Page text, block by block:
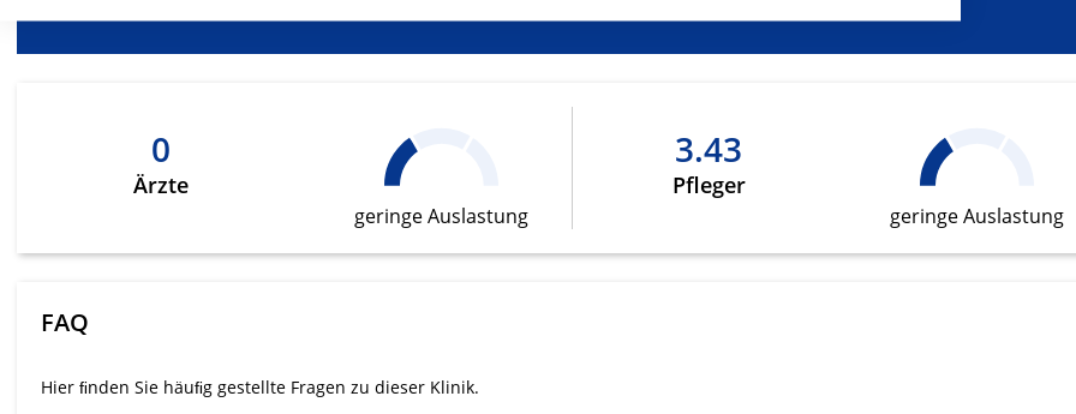
0
Ärzte
geringe Auslastung
3.43
Pfleger
geringe Auslastung
FAQ
Hier ﬁnden Sie häuﬁg gestellte Fragen zu dieser Klinik.
Erstellung von Profilen zur Personalisierung von Inhalten
Verwendung von Profilen zur Auswahl personalisierter Inhalte
Analyse von Zielgruppen durch Statistiken oder Kombinationen von Daten aus
Entwicklung und Verbesserung der Angebote